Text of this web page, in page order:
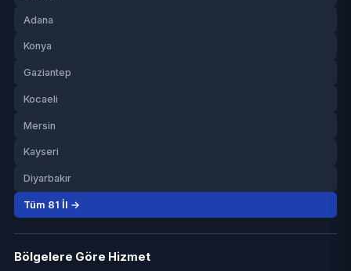
Adana
Konya
Gaziantep
Kocaeli
Mersin
Kayseri
Diyarbakır
Tüm 81 İl →
Bölgelere Göre Hizmet